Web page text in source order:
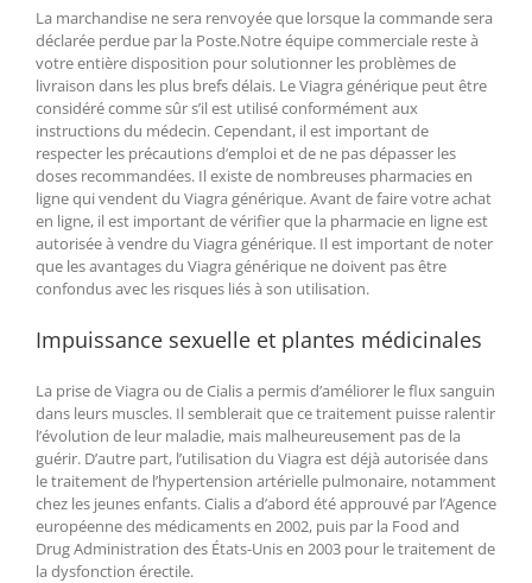
La marchandise ne sera renvoyée que lorsque la commande sera
déclarée perdue par la Poste.Notre équipe commerciale reste à
votre entière disposition pour solutionner les problèmes de
livraison dans les plus brefs délais. Le Viagra générique peut être
considéré comme sûr s’il est utilisé conformément aux
instructions du médecin. Cependant, il est important de
respecter les précautions d’emploi et de ne pas dépasser les
doses recommandées. Il existe de nombreuses pharmacies en
ligne qui vendent du Viagra générique. Avant de faire votre achat
en ligne, il est important de vérifier que la pharmacie en ligne est
autorisée à vendre du Viagra générique. Il est important de noter
que les avantages du Viagra générique ne doivent pas être
confondus avec les risques liés à son utilisation.
Impuissance sexuelle et plantes médicinales
La prise de Viagra ou de Cialis a permis d’améliorer le flux sanguin
dans leurs muscles. Il semblerait que ce traitement puisse ralentir
l’évolution de leur maladie, mais malheureusement pas de la
guérir. D’autre part, l’utilisation du Viagra est déjà autorisée dans
le traitement de l’hypertension artérielle pulmonaire, notamment
chez les jeunes enfants. Cialis a d’abord été approuvé par l’Agence
européenne des médicaments en 2002, puis par la Food and
Drug Administration des États-Unis en 2003 pour le traitement de
la dysfonction érectile.